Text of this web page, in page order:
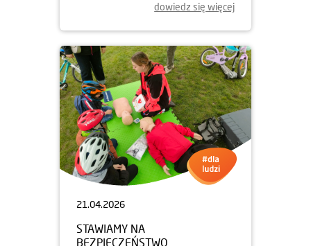
dowiedz się więcej
21.04.2026
STAWIAMY NA
BEZPIECZEŃSTWO